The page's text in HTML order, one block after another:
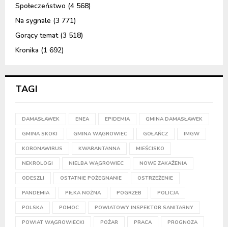
Społeczeństwo (4 568)
Na sygnale (3 771)
Gorący temat(3 518)
Kronika (1 692)
TAGI
DAMASŁAWEK ENEA EPIDEMIA GMINA DAMASŁAWEK
GMINA SKOKI GMINA WĄGROWIEC GOŁAŃCZ IMGW
KORONAWIRUS KWARANTANNA MIEŚCISKO
NEKROLOGI NIELBA WĄGROWIEC NOWE ZAKAŻENIA
ODESZLI OSTATNIE POŻEGNANIE OSTRZEŻENIE
PANDEMIA PIŁKA NOŻNA POGRZEB POLICJA
POLSKA POMOC POWIATOWY INSPEKTOR SANITARNY
POWIAT WĄGROWIECKI POŻAR PRACA PROGNOZA